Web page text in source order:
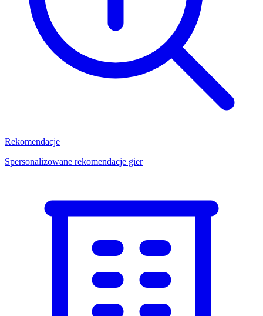
Rekomendacje
Spersonalizowane rekomendacje gier